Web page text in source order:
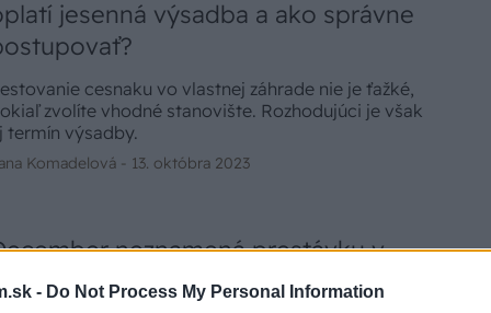
- Do Not Process My Personal Information
alebo byte. Stačí dodržať správny postup.
jesenná výsadba a ako správne
cesnaku vo vlastnej záhrade nie je ťažké,
zvolíte vhodné stanovište. Rozhodujúci je však
termín výsadby.
Komadelová - 13. októbra 2023
neznamená prestávku v
Akú zeleninu môžeme ešte